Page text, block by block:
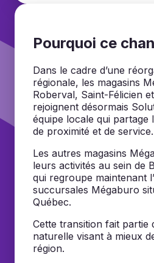
Pourquoi ce
Dans le cadre d’une
régionale, les magasins
Roberval, Saint-Félicien
rejoignent désormais
équipe locale qui partage
de proximité et de service.
Les autres magasins
leurs activités au sein de
qui regroupe maintenant
succursales Mégaburo
Québec.
Cette transition fait partie
naturelle visant à mieux
région.